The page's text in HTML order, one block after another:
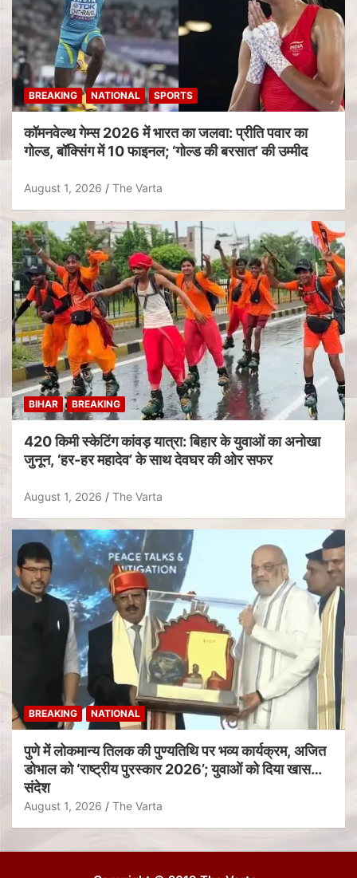
BREAKING NATIONAL SPORTS
कॉमनवेल्थ गेम्स 2026 में भारत का जलवा: प्रीति पवार का
गोल्ड, बॉक्सिंग में 10 फाइनल; ‘गोल्ड की बरसात’ की उम्मीद
August 1, 2026 The Varta
BIHAR BREAKING
420 किमी स्केटिंग कांवड़ यात्रा: बिहार के युवाओं का अनोखा
जुनून, ‘हर-हर महादेव’ के साथ देवघर की ओर सफर
August 1, 2026 The Varta
BREAKING NATIONAL
पुणे में लोकमान्य तिलक की पुण्यतिथि पर भव्य कार्यक्रम, अजित
डोभाल को ‘राष्ट्रीय पुरस्कार 2026’; युवाओं को दिया खास
संदेश
August 1, 2026 The Varta